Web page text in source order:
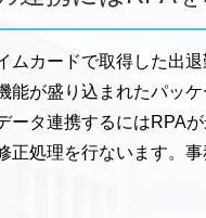
ムカードで取得した出
能が盛り込まれたパッ
ータ連携するにはRPA
正処理を行ないます。